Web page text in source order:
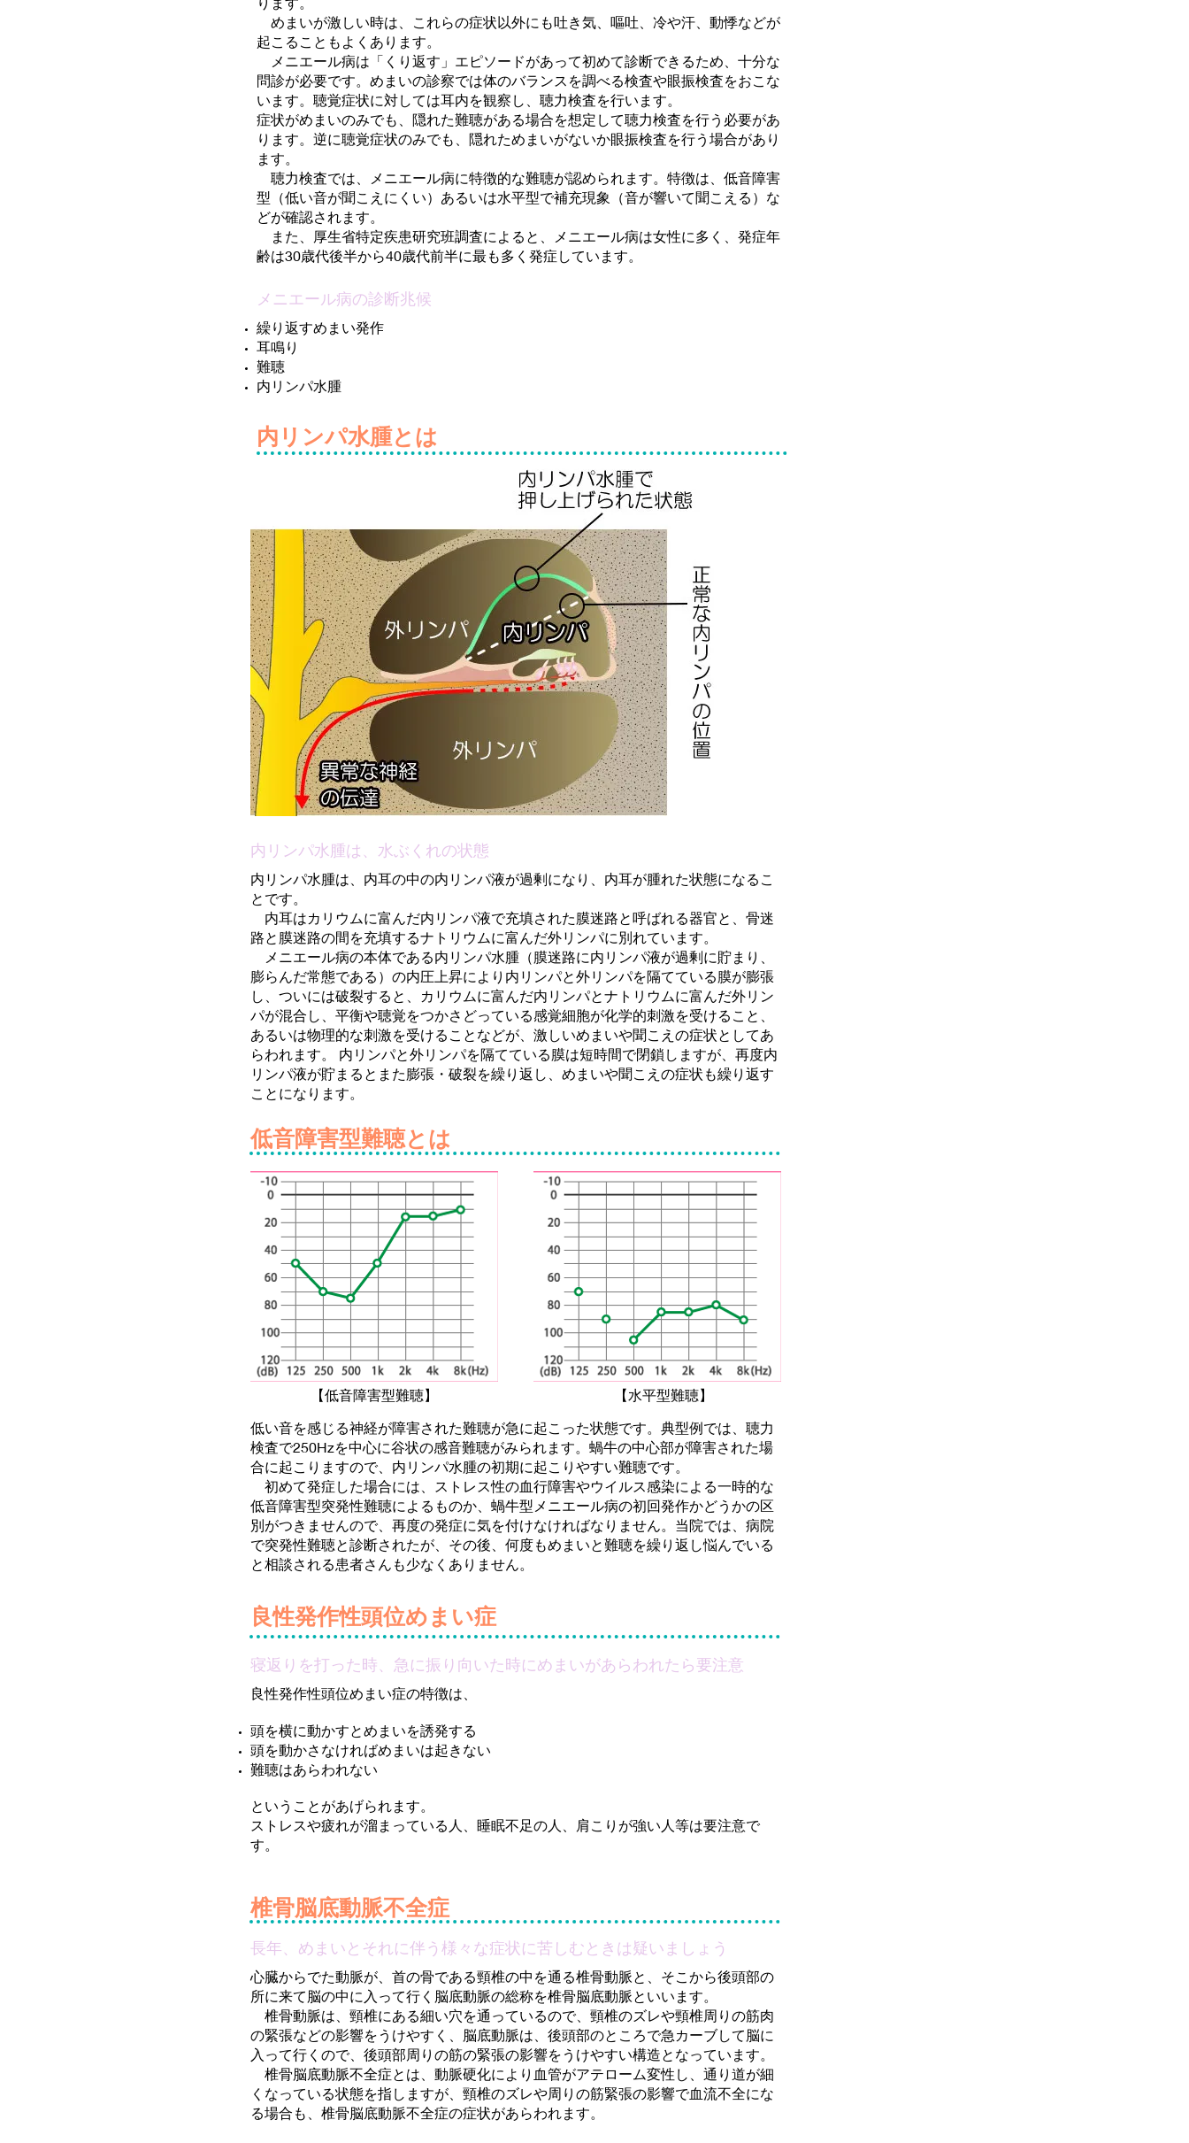
めまいが激しい時は、これらの症状以外にも吐き気、嘔吐、冷や汗、動悸などが
起こることもよくあります。
メニエール病は「くり返す」エピソードがあって初めて診断できるため、十分な
問診が必要です。めまいの診察では体のバランスを調べる検査や眼振検査をおこな
います。聴覚症状に対しては耳内を観察し、聴力検査を行います。
症状がめまいのみでも、隠れた難聴がある場合を想定して聴力検査を行う必要があ
ります。逆に聴覚症状のみでも、隠れためまいがないか眼振検査を行う場合があり
ます。
聴力検査では、メニエール病に特徴的な難聴が認められます。特徴は、低音障害
型（低い音が聞こえにくい）あるいは水平型で補充現象（音が響いて聞こえる）な
どが確認されます。
また、厚生省特定疾患研究班調査によると、メニエール病は女性に多く、発症年
齢は30歳代後半から40歳代前半に最も多く発症しています。
メニエール病の診断兆候
繰り返すめまい発作
耳鳴り
難聴
内リンパ水腫
内リンパ水腫とは
内リンパ水腫は、水ぶくれの状態
内リンパ水腫は、内耳の中の内リンパ液が過剰になり、内耳が腫れた状態になるこ
とです。
内耳はカリウムに富んだ内リンパ液で充填された膜迷路と呼ばれる器官と、骨迷
路と膜迷路の間を充填するナトリウムに富んだ外リンパに別れています。
メニエール病の本体である内リンパ水腫（膜迷路に内リンパ液が過剰に貯まり、
膨らんだ常態である）の内圧上昇により内リンパと外リンパを隔てている膜が膨張
し、ついには破裂すると、カリウムに富んだ内リンパとナトリウムに富んだ外リン
パが混合し、平衡や聴覚をつかさどっている感覚細胞が化学的刺激を受けること、
あるいは物理的な刺激を受けることなどが、激しいめまいや聞こえの症状としてあ
らわれます。 内リンパと外リンパを隔てている膜は短時間で閉鎖しますが、再度内
リンパ液が貯まるとまた膨張・破裂を繰り返し、めまいや聞こえの症状も繰り返す
ことになります。
低音障害型難聴とは
【低音障害型難聴】
【水平型難聴】
低い音を感じる神経が障害された難聴が急に起こった状態です。典型例では、聴力
検査で250Hzを中心に谷状の感音難聴がみられます。蝸牛の中心部が障害された場
合に起こりますので、内リンパ水腫の初期に起こりやすい難聴です。
初めて発症した場合には、ストレス性の血行障害やウイルス感染による一時的な
低音障害型突発性難聴によるものか、蝸牛型メニエール病の初回発作かどうかの区
別がつきませんので、再度の発症に気を付けなければなりません。当院では、病院
で突発性難聴と診断されたが、その後、何度もめまいと難聴を繰り返し悩んでいる
と相談される患者さんも少なくありません。
良性発作性頭位めまい症
寝返りを打った時、急に振り向いた時にめまいがあらわれたら要注意
良性発作性頭位めまい症の特徴は、
頭を横に動かすとめまいを誘発する
頭を動かさなければめまいは起きない
難聴はあらわれない
ということがあげられます。
ストレスや疲れが溜まっている人、睡眠不足の人、肩こりが強い人等は要注意で
す。
椎骨脳底動脈不全症
長年、めまいとそれに伴う様々な症状に苦しむときは疑いましょう
心臓からでた動脈が、首の骨である頸椎の中を通る椎骨動脈と、そこから後頭部の
所に来て脳の中に入って行く脳底動脈の総称を椎骨脳底動脈といいます。
椎骨動脈は、頸椎にある細い穴を通っているので、頸椎のズレや頸椎周りの筋肉
の緊張などの影響をうけやすく、脳底動脈は、後頭部のところで急カーブして脳に
入って行くので、後頭部周りの筋の緊張の影響をうけやすい構造となっています。
椎骨脳底動脈不全症とは、動脈硬化により血管がアテローム変性し、通り道が細
くなっている状態を指しますが、頸椎のズレや周りの筋緊張の影響で血流不全にな
る場合も、椎骨脳底動脈不全症の症状があらわれます。